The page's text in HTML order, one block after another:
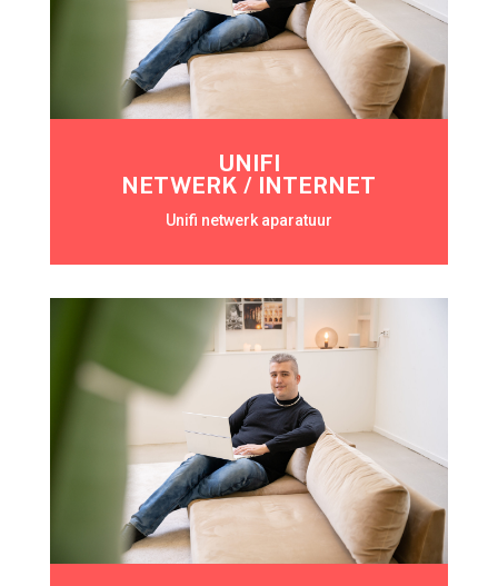
UNIFI
NETWERK / INTERNET
Unifi netwerk aparatuur